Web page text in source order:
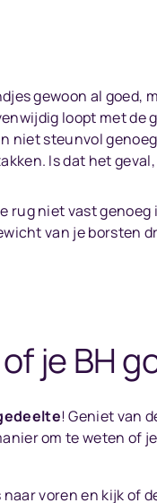
gewoon al goed,
loopt met
niet steunvol
Is dat het
niet vast
van je borsten
je BH
! Geniet van
om te weten of
voren en kijk of